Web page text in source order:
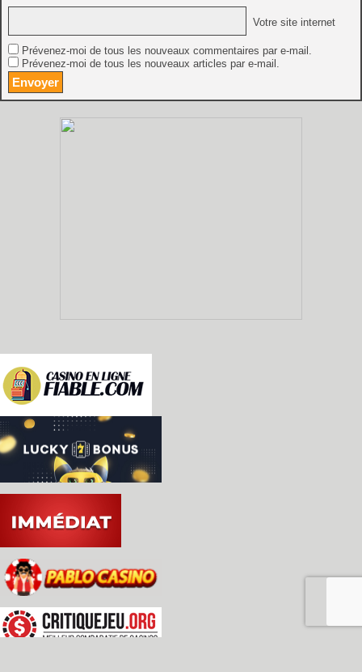
Votre site internet
Prévenez-moi de tous les nouveaux commentaires par e-mail.
Prévenez-moi de tous les nouveaux articles par e-mail.